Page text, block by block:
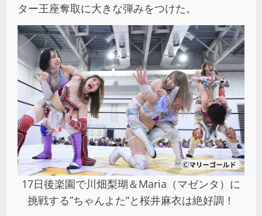
ター王座奪取に大きな弾みをつけた。
17日後楽園で川畑梨瑚＆Maria（マゼンタ）に
挑戦する”ちゃんよた”と桜井麻衣は絶好調！